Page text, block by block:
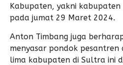
Kabupaten, yakni kabupaten
pada jumat 29 Maret 2024.
Anton Timbang juga
menyasar pondok
lima kabupaten di Sultra ini